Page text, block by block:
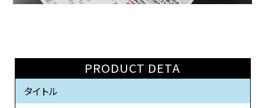
PRODUCT DETA
タイトル